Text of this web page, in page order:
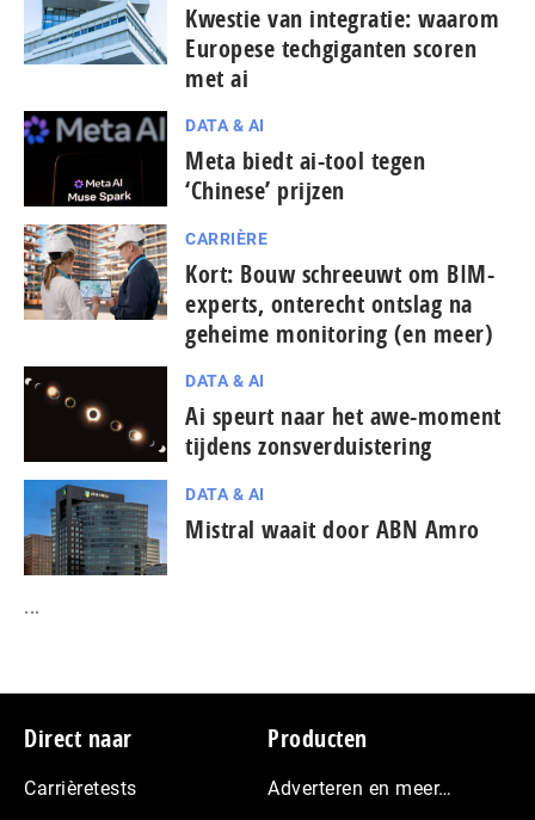
Kwestie van integratie: waarom
Europese tech­gi­gan­ten scoren
met ai
DATA & AI
Meta biedt ai-tool tegen
‘Chinese’ prijzen
CARRIÈRE
Kort: Bouw schreeuwt om BIM-
experts, onterecht ontslag na
geheime monitoring (en meer)
DATA & AI
Ai speurt naar het awe-moment
tijdens zonsverduistering
DATA & AI
Mistral waait door ABN Amro
...
Footer
Direct naar
Carrièretests
Producten
Adverteren en meer…